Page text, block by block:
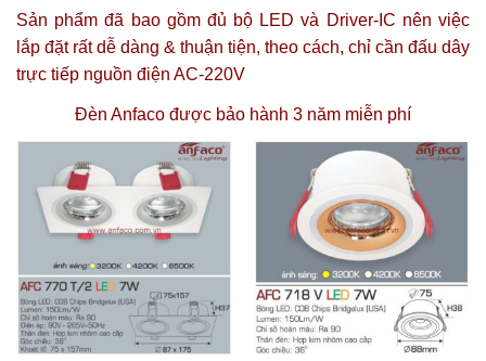
Sản phẩm đã bao gồm đủ bộ LED và Driver-IC nên việc
lắp đặt rất dễ dàng & thuận tiện, theo cách, chỉ cần đấu dây
trực tiếp nguồn điện AC-220V
Đèn Anfaco được bảo hành 3 năm miễn phí